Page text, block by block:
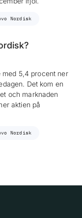
Nordisk
5,4 procent ner
Det kom en
och marknaden
aktien på
Nordisk